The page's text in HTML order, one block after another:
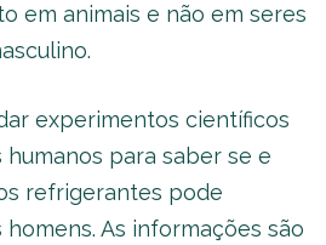
em animais e não em seres
experimentos científicos
para saber se e
refrigerantes pode
As informações são